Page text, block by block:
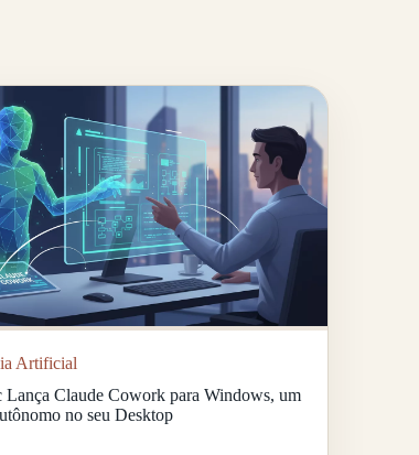
Artificial
Lança Claude Cowork para Windows, um
no seu Desktop